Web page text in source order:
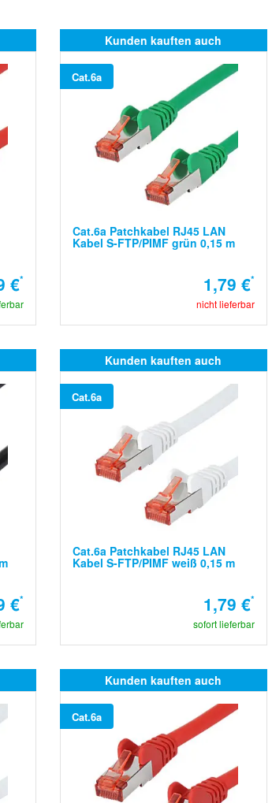
€*
Kunden kauften auch
Cat.6a
Cat.6a Patchkabel RJ45 LAN
Kabel S-FTP/PIMF grün 0,15 m
1,79 €*
nicht lieferbar
€*
Kunden kauften auch
Cat.6a
Cat.6a Patchkabel RJ45 LAN
Kabel S-FTP/PIMF weiß 0,15 m
1,79 €*
sofort lieferbar
Kunden kauften auch
Cat.6a